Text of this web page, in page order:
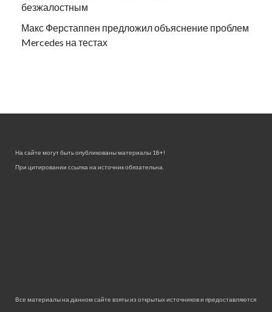
безжалостным
Макс Ферстаппен предложил объяснение проблем
Mercedes на тестах
На сайте могут быть опубликованы материалы 18+!
При цитировании ссылка на источник обязательна.
Все материалы на данном сайте взяты из открытых источников и предоставляются